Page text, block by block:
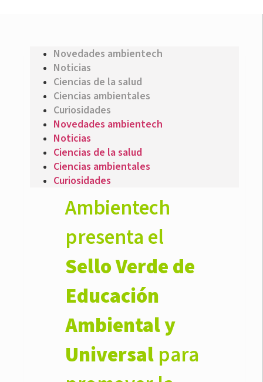
Novedades ambientech
Noticias
Ciencias de la salud
Ciencias ambientales
Curiosidades
Novedades ambientech
Noticias
Ciencias de la salud
Ciencias ambientales
Curiosidades
Ambientech
presenta el
Sello Verde de
Educación
Ambiental y
Universal para